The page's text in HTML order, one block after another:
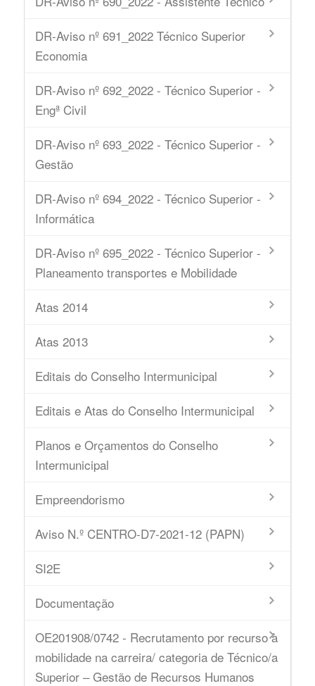
DR-Aviso nº 691_2022 Técnico Superior
Economia
DR-Aviso nº 692_2022 - Técnico Superior -
Engª Civil
DR-Aviso nº 693_2022 - Técnico Superior -
Gestão
DR-Aviso nº 694_2022 - Técnico Superior -
Informática
DR-Aviso nº 695_2022 - Técnico Superior -
Planeamento transportes e Mobilidade
Atas 2014
Atas 2013
Editais do Conselho Intermunicipal
Editais e Atas do Conselho Intermunicipal
Planos e Orçamentos do Conselho
Intermunicipal
Empreendorismo
Aviso N.º CENTRO-D7-2021-12 (PAPN)
SI2E
Documentação
OE201908/0742 - Recrutamento por recurso à
mobilidade na carreira/ categoria de Técnico/a
Superior – Gestão de Recursos Humanos